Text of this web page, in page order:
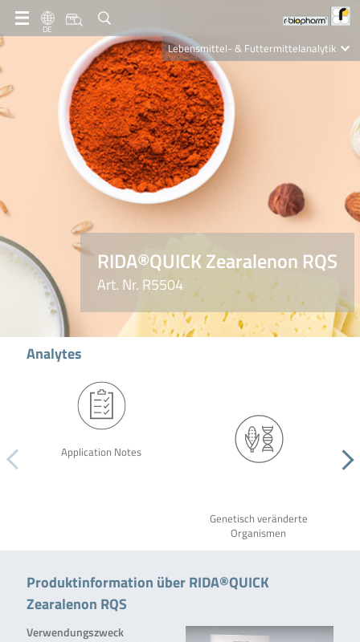
DE
Lebensmittel- & Futtermittelanalytik
Clinical Diagnostics
R-Biopharm AG
Nutrition Care
RIDA®QUICK Zearalenon RQS
Art. Nr. R5504
Analytes
Application Notes
Genetisch veränderte
Organismen
Produktinformation über RIDA®QUICK
Zearalenon RQS
Verwendungszweck